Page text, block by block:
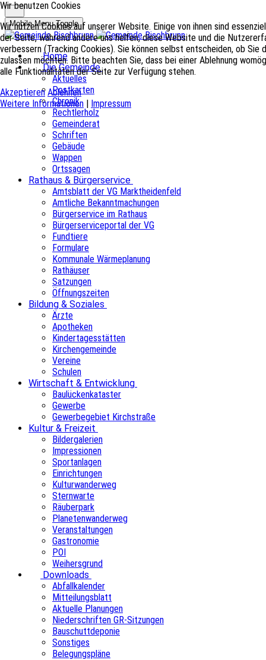
Mobile Menu Toggle
Home
Die Gemeinde
Aktuelles
Postkarten
Chronik
Rechtlerholz
Gemeinderat
Schriften
Gebäude
Wappen
Ortssagen
Rathaus & Bürgerservice
Amtsblatt der VG Marktheidenfeld
Amtliche Bekanntmachungen
Bürgerservice im Rathaus
Bürgerserviceportal der VG
Fundtiere
Formulare
Kommunale Wärmeplanung
Rathäuser
Satzungen
Öffnungszeiten
Bildung & Soziales
Ärzte
Apotheken
Kindertagesstätten
Kirchengemeinde
Vereine
Schulen
Wirtschaft & Entwicklung
Baulückenkataster
Gewerbe
Gewerbegebiet Kirchstraße
Kultur & Freizeit
Bildergalerien
Impressionen
Sportanlagen
Einrichtungen
Kulturwanderweg
Sternwarte
Räuberpark
Planetenwanderweg
Veranstaltungen
Gastronomie
POI
Weihersgrund
Downloads
Abfallkalender
Mitteilungsblatt
Aktuelle Planungen
Niederschriften GR-Sitzungen
Bauschuttdeponie
Sonstiges
Belegungspläne
Wir benutzen Cookies
Wir nutzen Cookies auf unserer Website. Einige von ihnen sind
der Seite, während andere uns helfen, diese Website und die
verbessern (Tracking Cookies). Sie können selbst entscheiden, ob Sie
zulassen möchten. Bitte beachten Sie, dass bei einer Ablehnung
alle Funktionalitäten der Seite zur Verfügung stehen.
Akzeptieren Ablehnen
Weitere Informationen | Impressum